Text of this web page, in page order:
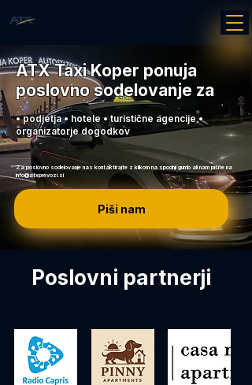
ATX Taxi Koper ponuja
poslovno sodelovanje za
• podjetja • hotele • turistične agencije •
organizatorje dogodkov
Za poslovno sodelovanje nas kontaktirajte z klikom na spodnji gumb ali nam pišite na
info@atxprevozi.si
Piši nam
Poslovni partnerji